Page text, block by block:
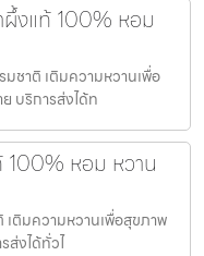
งแท้ 100% หอม
ชาติ เติมความหวานเพื่อ
บริการส่งได้ท
100% หอม หวาน
ติมความหวานเพื่อสุขภาพ
ส่งได้ทั่วไ